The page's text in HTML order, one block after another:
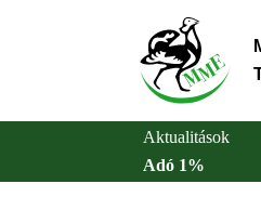
Main
Aktualitások
Adó 1%